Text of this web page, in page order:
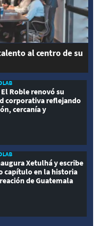
al centro de su
Roble renovó su
corporativa reflejando
cercanía y
Xetulhá y escribe
capítulo en la historia
de Guatemala